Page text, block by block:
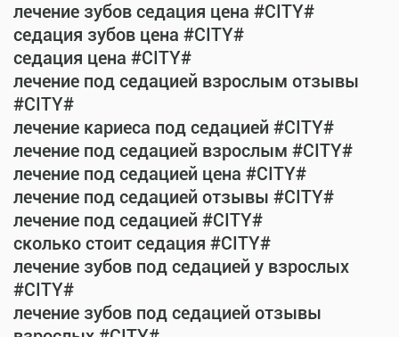
лечение зубов седация цена #CITY#
седация зубов цена #CITY#
седация цена #CITY#
лечение под седацией взрослым отзывы
#CITY#
лечение кариеса под седацией #CITY#
лечение под седацией взрослым #CITY#
лечение под седацией цена #CITY#
лечение под седацией отзывы #CITY#
лечение под седацией #CITY#
сколько стоит седация #CITY#
лечение зубов под седацией у взрослых
#CITY#
лечение зубов под седацией отзывы